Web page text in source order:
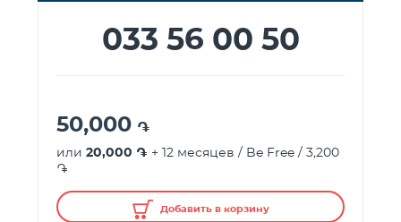
033 56 00 50
50,000 ֏
или 20,000 ֏ + 12 месяцев / Be Free / 3,200
֏
Добавить в корзину